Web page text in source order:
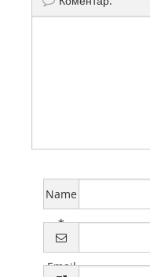
Name
*
Email